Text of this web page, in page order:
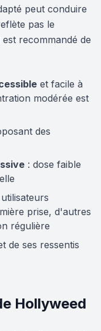
peut conduire
pas le
recommandé de
et facile à
modérée est
des
: dose faible
prise, d'autres
régulière
de ses ressentis
Hollyweed